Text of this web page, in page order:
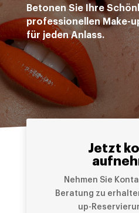
Betonen Sie Ihre
professionellen Make-
für jeden Anlass.
Jetzt
Nehmen Sie
Beratung zu
up-